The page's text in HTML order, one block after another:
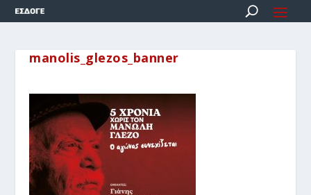
manolis_glezos_banner